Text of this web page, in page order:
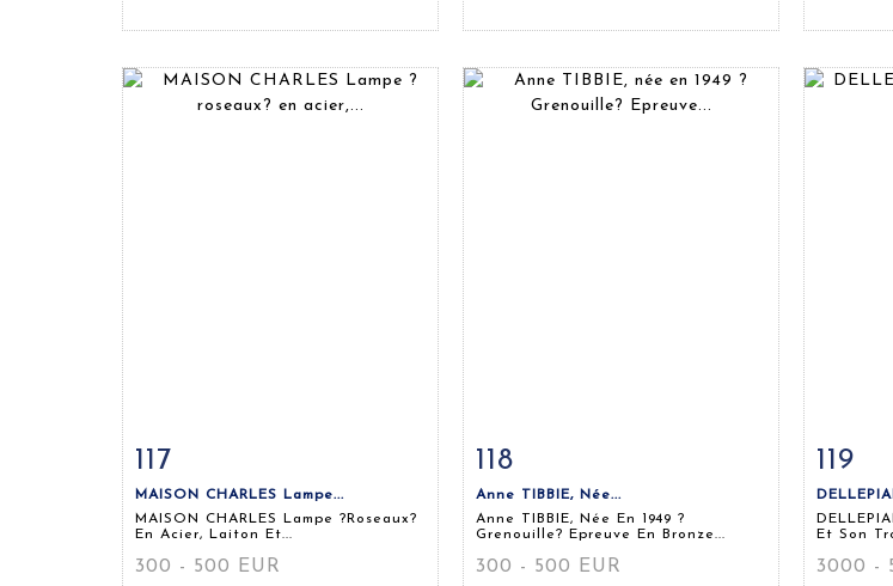
Fiche détaillée
117
MAISON CHARLES Lampe...
MAISON CHARLES Lampe ?roseaux?
En Acier, Laiton Et...
300 - 500 EUR
Fiche détaillée
118
Anne TIBBIE, Née...
Anne TIBBIE, Née En 1949 ?
Grenouille? Epreuve En Bronze...
300 - 500 EUR
Fiche
119
Et Son
3000 -